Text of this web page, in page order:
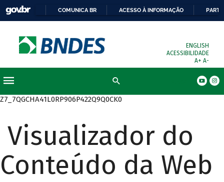
COMUNICA BR ACESSO À INFORMAÇÃO
ENGLISH
ACESSIBILIDADE
A+ A-
Z7_7QGCHA41L0RP906P422Q9Q0CK0
Visualizador do
Conteúdo da Web